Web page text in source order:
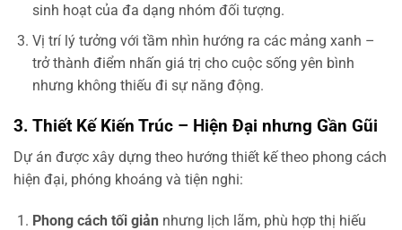
sinh hoạt của đa dạng nhóm đối tượng.
Vị trí lý tưởng với tầm nhìn hướng ra các mảng xanh –
trở thành điểm nhấn giá trị cho cuộc sống yên bình
nhưng không thiếu đi sự năng động.
3. Thiết Kế Kiến Trúc – Hiện Đại nhưng Gần Gũi
Dự án được xây dựng theo hướng thiết kế theo phong cách
hiện đại, phóng khoáng và tiện nghi:
Phong cách tối giản nhưng lịch lãm, phù hợp thị hiếu